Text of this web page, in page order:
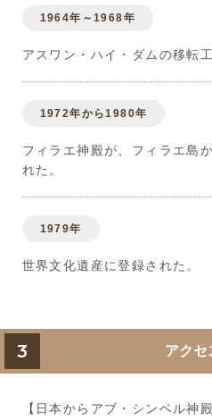
1964年～1968年
アスワン・ハイ・ダムの移転工
1972年から1980年
フィラエ神殿が、フィラエ島
れた。
1979年
世界文化遺産に登録された。
3 アクセ
【日本からアブ・シンベル神